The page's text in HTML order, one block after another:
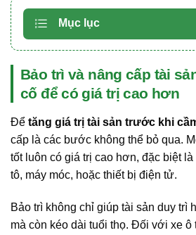
Mục lục
Bảo trì và nâng cấp tài
cố để có giá trị cao hơn
Để tăng giá trị tài sản trước khi
cấp là các bước không thể bỏ qua.
tốt luôn có giá trị cao hơn, đặc biệt
tô, máy móc, hoặc thiết bị điện tử.
Bảo trì không chỉ giúp tài sản duy trì
mà còn kéo dài tuổi thọ. Đối với xe ô